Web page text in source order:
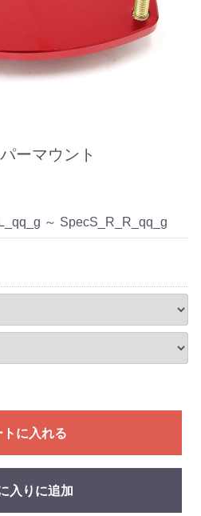
ーマウント
～ SpecS_R_R_qq_g
トに入れる
入りに追加